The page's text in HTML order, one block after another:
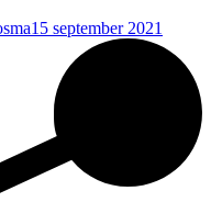
15 september 2021